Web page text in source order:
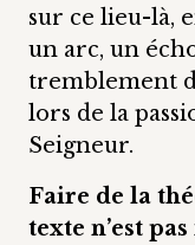
sur ce lieu-là,
un arc, un
tremblement
lors de la
Seigneur.
Faire de la
texte n’est